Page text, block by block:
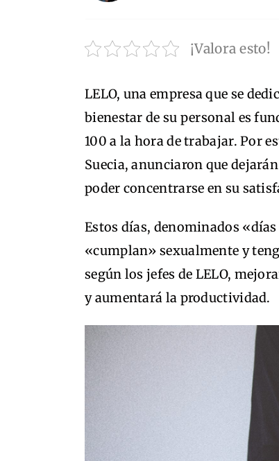
¡Valora esto!
LELO, una empresa que se
bienestar de su personal es
100 a la hora de trabajar. Por
Suecia, anunciaron que
poder concentrarse en su
Estos días, denominados
«cumplan» sexualmente y
según los jefes de LELO,
y aumentará la productividad.